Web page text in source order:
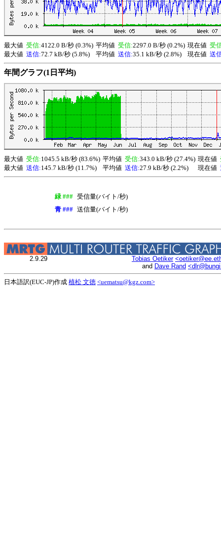
最大値 受信:4122.0 B/秒 (0.3%) 平均値 受信:2297.0 B/秒 (0.2%) 現在値 受
最大値 送信:72.7 kB/秒 (5.8%) 平均値 送信:35.1 kB/秒 (2.8%) 現在値 送
年間グラフ(1日平均)
最大値 受信:1045.5 kB/秒 (83.6%) 平均値 受信:343.0 kB/秒 (27.4%) 現在値
最大値 送信:145.7 kB/秒 (11.7%) 平均値 送信:27.9 kB/秒 (2.2%) 現在値
緑 ### 受信量(バイト/秒)
青 ### 送信量(バイト/秒)
2.9.29 Tobias Oetiker
and Dave Rand
日本語訳(EUC-JP)作成 植松 文徳 <uematsu@kgz.com>